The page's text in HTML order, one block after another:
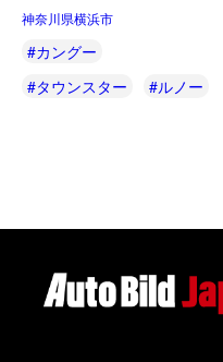
調とお聞きします。そのなかで同じ
アライアンス内にある日産からも
神奈川県横浜市
#カングー
#タウンスター
#ルノー